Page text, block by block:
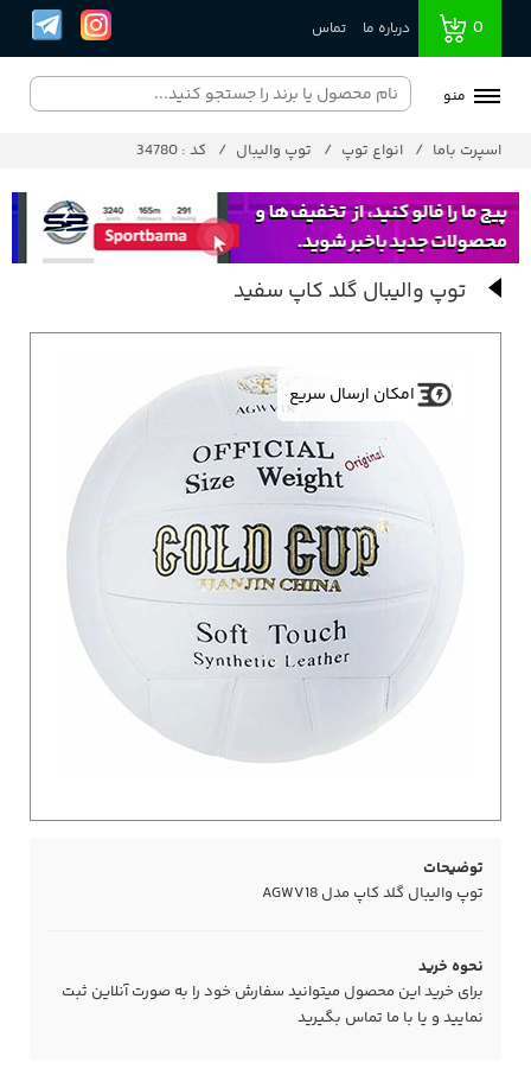
0 درباره ما تماس
منو
اسپرت باما انواع توپ توپ والیبال کد : 34780
توپ والیبال گلد کاپ سفید
امکان ارسال سریع
توضیحات
توپ والیبال گلد کاپ مدل AGWV18
نحوه خرید
برای خرید این محصول میتوانید سفارش خود را به صورت آنلاین ثبت
نمایید و یا با ما تماس بگیرید